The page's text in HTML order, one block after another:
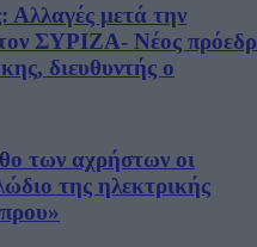
Αλλαγές μετά την
ΣΥΡΙΖΑ- Νέος
διευθυντής ο
των αχρήστων οι
της ηλεκτρικής